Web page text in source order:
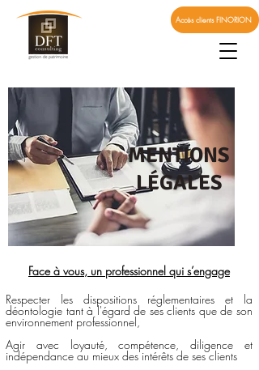
Accès clients FINORION
MENTIONS
LÉGALES
Face à vous, un professionnel qui s’engage
Respecter les dispositions réglementaires et la
déontologie tant à l'égard de ses clients que de son
environnement professionnel,
Agir avec loyauté, compétence, diligence et
indépendance au mieux des intérêts de ses clients